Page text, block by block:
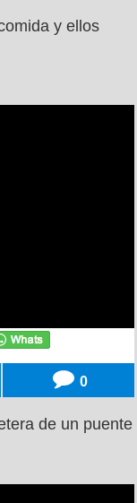
y ellos
0
de un puente